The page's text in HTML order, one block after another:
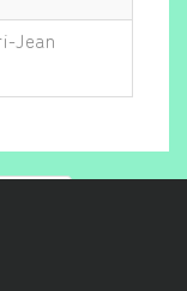
Jean